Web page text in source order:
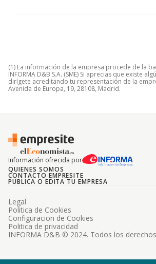
(1) La información de la empresa procede de la
INFORMA D&B S.A. (SME) Si aprecias que existe
dirígete acreditando tu representación de la
Avenida de Europa, 19, 28108, Madrid.
Información ofrecida por
QUIENES SOMOS
CONTACTO EMPRESITE
PUBLICA O EDITA TU EMPRESA
INFORMA D&B © 2024. Todos los
Legal
Politica de Cookies
Configuracion de Cookies
Politica de privacidad